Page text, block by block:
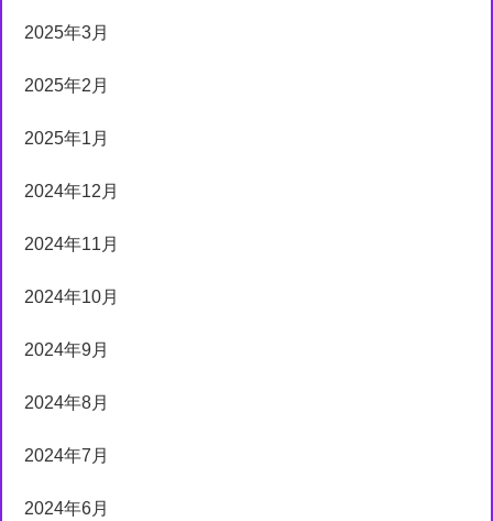
2025年3月
2025年2月
2025年1月
2024年12月
2024年11月
2024年10月
2024年9月
2024年8月
2024年7月
2024年6月